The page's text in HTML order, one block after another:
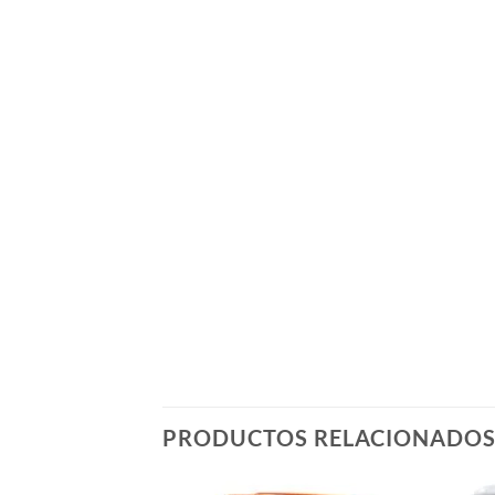
PRODUCTOS RELACIONADOS